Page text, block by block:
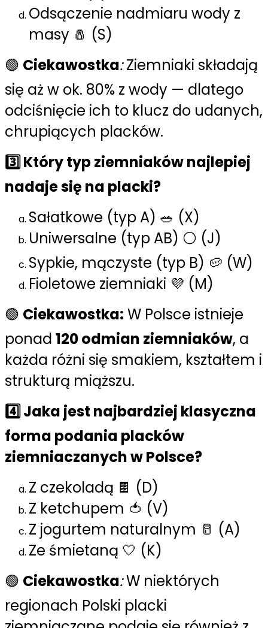
Odsączenie nadmiaru wody z
masy 🧂 (S)
🟢 Ciekawostka:Ziemniaki składają
się aż w ok. 80% z wody — dlatego
odciśnięcie ich to klucz do udanych,
chrupiących placków.
3️⃣ Który typ ziemniaków najlepiej
nadaje się na placki?
Sałatkowe (typ A) 🥗 (X)
Uniwersalne (typ AB) ⚪ (J)
Sypkie, mączyste (typ B) 🥔 (W)
Fioletowe ziemniaki 💜 (M)
🟢 Ciekawostka: W Polsce istnieje
ponad 120 odmian ziemniaków, a
każda różni się smakiem, kształtem i
strukturą miąższu.
4️⃣ Jaka jest najbardziej klasyczna
forma podania placków
ziemniaczanych w Polsce?
Z czekoladą 🍫 (D)
Z ketchupem 🍅 (V)
Z jogurtem naturalnym 🥛 (A)
Ze śmietaną 🤍 (K)
🟢 Ciekawostka:W niektórych
regionach Polski placki